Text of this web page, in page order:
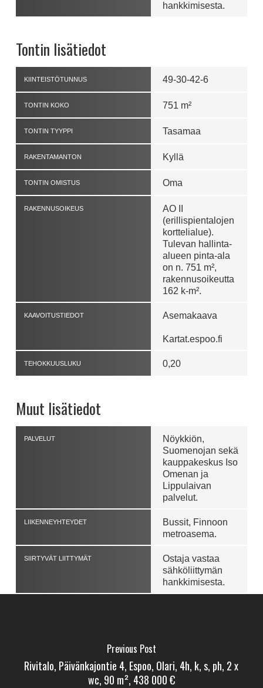
hankkimisesta.
Tontin lisätiedot
KIINTEISTÖTUNNUS 49-30-42-6
TONTIN KOKO 751 m²
TONTIN TYYPPI Tasamaa
RAKENTAMANTON Kyllä
TONTIN OMISTUS Oma
RAKENNUSOIKEUS
AO II
(erillispientalojen
korttelialue).
Tulevan hallinta-
alueen pinta-ala
on n. 751 m²,
rakennusoikeutta
162 k-m².
KAAVOITUSTIEDOT Asemakaava
Kartat.espoo.fi
TEHOKKUUSLUKU 0,20
Muut lisätiedot
PALVELUT
Nöykkiön,
Suomenojan sekä
kauppakeskus Iso
Omenan ja
Lippulaivan
palvelut.
LIIKENNEYHTEYDET
Bussit, Finnoon
metroasema.
SIIRTYVÄT LIITTYMÄT
Ostaja vastaa
sähköliittymän
hankkimisesta.
Previous Post
Rivitalo, Päivänkajontie 4, Espoo, Olari, 4h, k, s, ph, 2 x
wc, 90 m², 438 000 €